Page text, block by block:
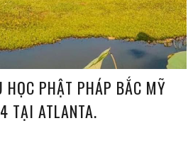
HỌC PHẬT PHÁP BẮC MỸ
TẠI ATLANTA.